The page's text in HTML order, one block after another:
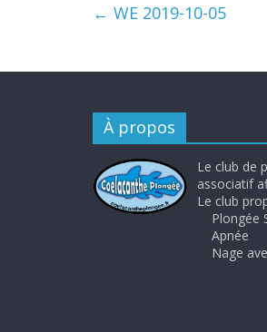
← WE 2019-10-05
À propos
Le club de
associatif
Le club
Plongée
Apnée
Nage